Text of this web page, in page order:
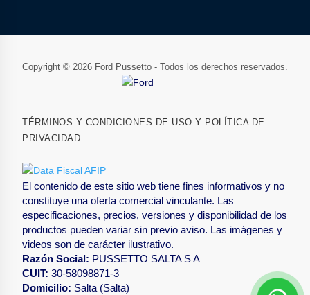
Copyright © 2026 Ford Pussetto - Todos los derechos reservados.
TÉRMINOS Y CONDICIONES DE USO Y POLÍTICA DE
PRIVACIDAD
El contenido de este sitio web tiene fines informativos y no
constituye una oferta comercial vinculante. Las
especificaciones, precios, versiones y disponibilidad de los
productos pueden variar sin previo aviso. Las imágenes y
videos son de carácter ilustrativo.
Razón Social: PUSSETTO SALTA S A
CUIT: 30-58098871-3
Domicilio: Salta (Salta)